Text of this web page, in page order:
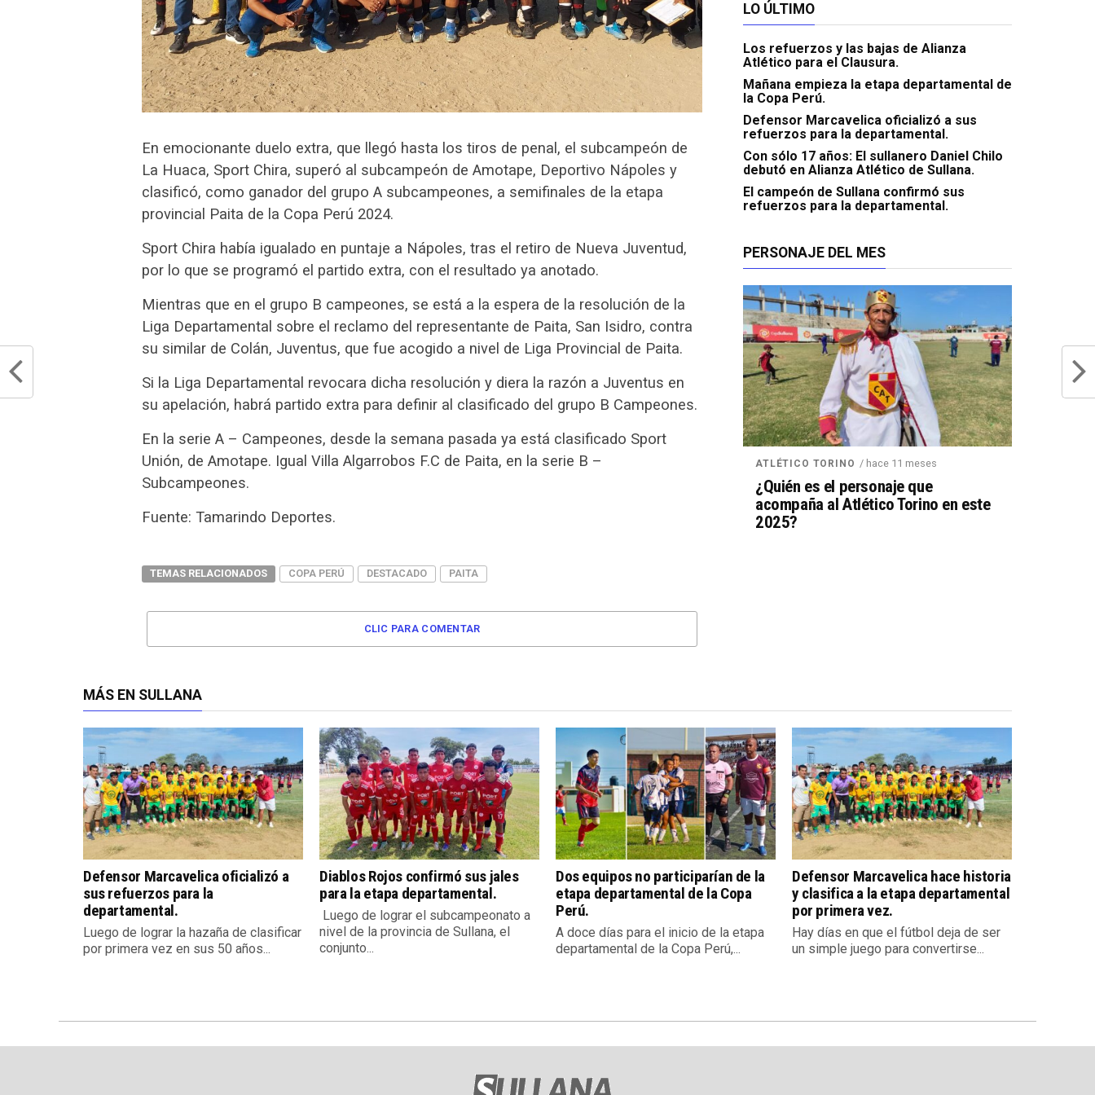
En emocionante duelo extra, que llegó hasta los tiros de penal, el subcampeón de
La Huaca, Sport Chira, superó al subcampeón de Amotape, Deportivo Nápoles y
clasificó, como ganador del grupo A subcampeones, a semifinales de la etapa
provincial Paita de la Copa Perú 2024.
Sport Chira había igualado en puntaje a Nápoles, tras el retiro de Nueva Juventud,
por lo que se programó el partido extra, con el resultado ya anotado.
Mientras que en el grupo B campeones, se está a la espera de la resolución de la
Liga Departamental sobre el reclamo del representante de Paita, San Isidro, contra
su similar de Colán, Juventus, que fue acogido a nivel de Liga Provincial de Paita.
Si la Liga Departamental revocara dicha resolución y diera la razón a Juventus en
su apelación, habrá partido extra para definir al clasificado del grupo B Campeones.
En la serie A – Campeones, desde la semana pasada ya está clasificado Sport
Unión, de Amotape. Igual Villa Algarrobos F.C de Paita, en la serie B –
Subcampeones.
Fuente: Tamarindo Deportes.
TEMAS RELACIONADOS COPA PERÚ DESTACADO PAITA
CLIC PARA COMENTAR
LO ÚLTIMO
Los refuerzos y las bajas de Alianza
Atlético para el Clausura.
Mañana empieza la etapa departamental de
la Copa Perú.
Defensor Marcavelica oficializó a sus
refuerzos para la departamental.
Con sólo 17 años: El sullanero Daniel Chilo
debutó en Alianza Atlético de Sullana.
El campeón de Sullana confirmó sus
refuerzos para la departamental.
PERSONAJE DEL MES
ATLÉTICO TORINO / hace 11 meses
¿Quién es el personaje que
acompaña al Atlético Torino en este
2025?
MÁS EN SULLANA
Defensor Marcavelica oficializó a
sus refuerzos para la
departamental.
Luego de lograr la hazaña de clasificar
por primera vez en sus 50 años...
Diablos Rojos confirmó sus jales
para la etapa departamental.
Luego de lograr el subcampeonato a
nivel de la provincia de Sullana, el
conjunto...
Dos equipos no participarían de la
etapa departamental de la Copa
Perú.
A doce días para el inicio de la etapa
departamental de la Copa Perú,...
Defensor Marcavelica hace historia
y clasifica a la etapa departamental
por primera vez.
Hay días en que el fútbol deja de ser
un simple juego para convertirse...